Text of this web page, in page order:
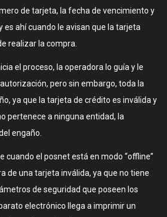
de tarjeta, la fecha de vencimiento y
es ahí cuando le avisan que la tarjeta
realizar la compra.
el proceso, la operadora lo guía y le
pero sin embargo, toda la
ya que la tarjeta de crédito es inválida y
pertenece a ninguna entidad, la
engaño.
cuando el posnet está en modo “offline”
de una tarjeta inválida, ya que no tiene
de seguridad que poseen los
electrónico llega a imprimir un